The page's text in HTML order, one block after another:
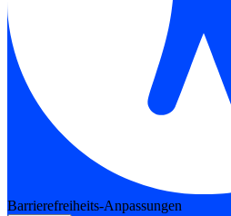
Barrierefreiheits-Anpassungen